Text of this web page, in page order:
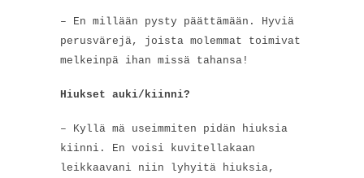
– En millään pysty päättämään. Hyviä
perusvärejä, joista molemmat toimivat
melkeinpä ihan missä tahansa!
Hiukset auki/kiinni?
– Kyllä mä useimmiten pidän hiuksia
kiinni. En voisi kuvitellakaan
leikkaavani niin lyhyitä hiuksia,